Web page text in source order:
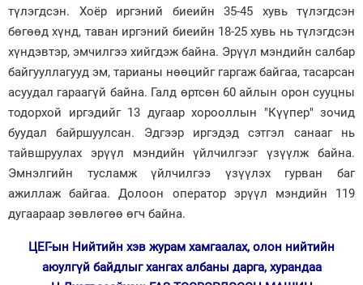
түлэгдсэн. Хоёр иргэний биеийн 35-45 хувь түлэгдсэн
бөгөөд хүнд, таван иргэний биеийн 18-25 хувь нь түлэгдсэн
хүндэвтэр, эмчилгээ хийгдэж байна. Эрүүл мэндийн салбар
байгууллагууд эм, тарианы нөөцийг гаргаж байгаа, тасарсан
асуудал гараагүй байна. Галд өртсөн 60 айлын орон сууцны
тодорхой иргэдийг 13 дугаар хорооллын "Күүпер" зочид
буудал байршуулсан. Эдгээр иргэдэд сэтгэл санааг нь
тайвшруулах эрүүл мэндийн үйлчилгээг үзүүлж байна.
Эмнэлгийн тусламж үйлчилгээ үзүүлэх гурван баг
ажиллаж байгаа. Долоон оператор эрүүл мэндийн 119
дугаараар зөвлөгөө өгч байна.
ЦЕГ-ын Нийтийн хэв журам хамгаалах, олон нийтийн
аюулгүй байдлыг хангах албаны дарга, хурандаа